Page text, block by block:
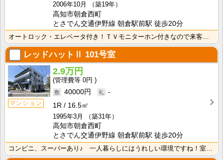
2006年10月
（築19年）
高知市朝倉西町
とさでん交通伊野線 朝倉駅前駅 徒歩20分
レッドハットⅡ 101号室
マンション
2.9万円
0円
40000円
-
1R
16.5㎡
1995年3月
（築31年）
高知市朝倉西町
とさでん交通伊野線 朝倉駅前駅 徒歩20分